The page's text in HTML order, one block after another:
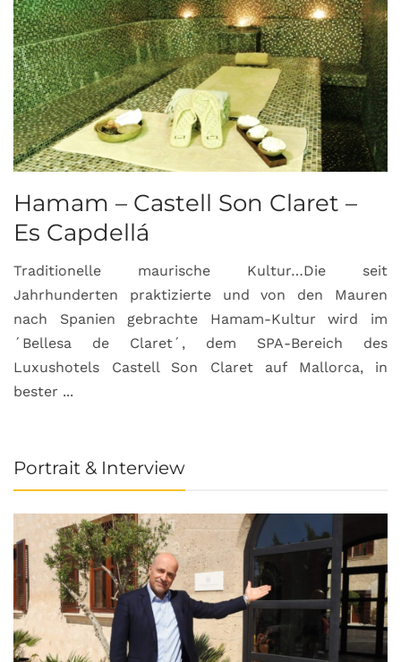
Hamam – Castell Son Claret –
Es Capdellá
Traditionelle maurische Kultur…Die seit
Jahrhunderten praktizierte und von den Mauren
nach Spanien gebrachte Hamam-Kultur wird im
´Bellesa de Claret´, dem SPA-Bereich des
Luxushotels Castell Son Claret auf Mallorca, in
bester ...
Portrait & Interview